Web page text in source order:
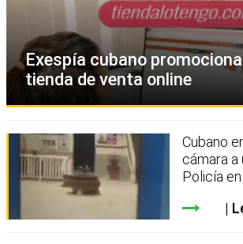
Exespía cubano promociona
tienda de venta online
Cubano
cámara a
Policía